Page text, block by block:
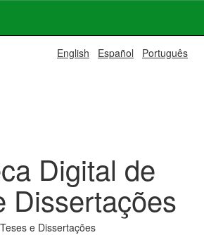
English Español Português
Digital de
Dissertações
e Dissertações